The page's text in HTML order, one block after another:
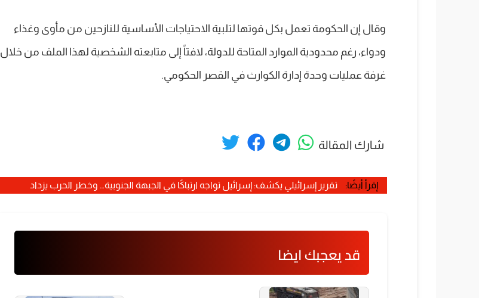
وقال إن الحكومة تعمل بكل قوتها لتلبية الاحتياجات الأساسية للنازحين من مأوى وغذاء
ودواء، رغم محدودية الموارد المتاحة للدولة، لافتاً إلى متابعته الشخصية لهذا الملف من خلال
غرفة عمليات وحدة إدارة الكوارث في القصر الحكومي.
شارك المقالة
إقرأ أيضًا: تقرير إسرائيلي يكشف: إسرائيل تواجه ارتباكًا في الجبهة الجنوبية… وخطر الحرب يزداد
قد يعجبك ايضا